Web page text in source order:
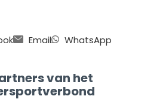
Email WhatsApp
van het